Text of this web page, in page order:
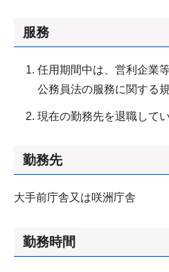
服務
任用期間中は、営利企業
公務員法の服務に関する
現在の勤務先を退職して
勤務先
大手前庁舎又は咲洲庁舎
勤務時間